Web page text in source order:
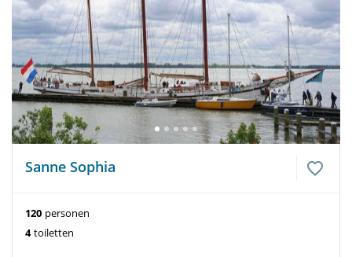
Sanne Sophia
120 personen
4 toiletten